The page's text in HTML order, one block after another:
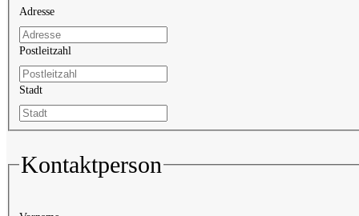
Adresse
Postleitzahl
Stadt
Kontaktperson